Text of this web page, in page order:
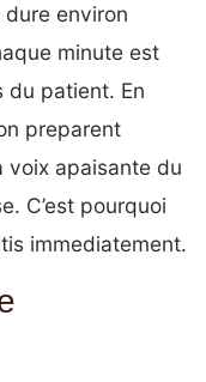
dure environ
minute est
du patient. En
preparent
voix apaisante du
C’est pourquoi
immediatement.